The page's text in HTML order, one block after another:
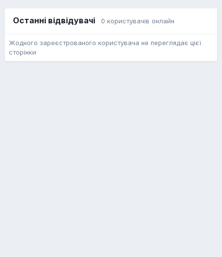
Останні відвідувачі 0 користувачів онлайн
Жодного зареєстрованого користувача не переглядає цієї
сторінки